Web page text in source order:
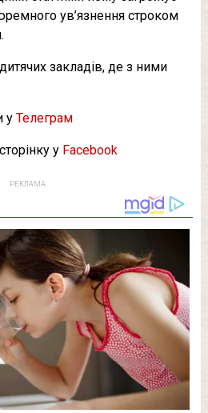
ув’язнення строком
закладів, де з ними
у Телеграм
у Facebook
РЕКЛАМА: